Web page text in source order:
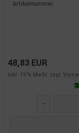
Artikelnummer
48,83 EUR
inkl. 19 % MwSt. zzgl.
-